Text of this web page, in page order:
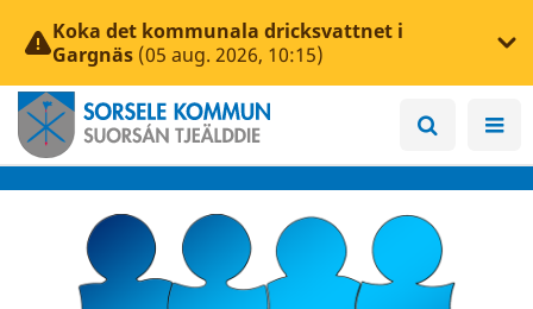
Koka det kommunala dricksvattnet i
Gargnäs (05 aug. 2026, 10:15)